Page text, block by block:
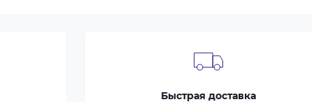
Быстрая доставка